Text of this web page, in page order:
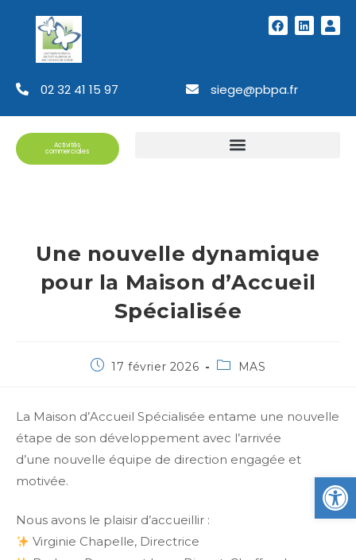
02 32 41 15 97 siege@pbpa.fr
Activités
commerciales
Une nouvelle dynamique
pour la Maison d’Accueil
Spécialisée
17 février 2026 MAS
La Maison d’Accueil Spécialisée entame une nouvelle
étape de son développement avec l’arrivée
d’une nouvelle équipe de direction engagée et
motivée.
Nous avons le plaisir d’accueillir :
Virginie Chapelle, Directrice